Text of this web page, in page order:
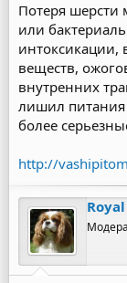
Потеря шерсти
или
интоксикации,
веществ,
внутренних
лишил питания
более
http://